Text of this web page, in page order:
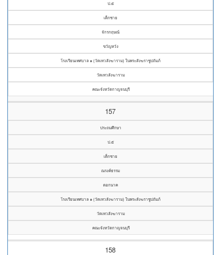
ป.๕
เด็กชาย
จักรกฤษณ์
ขวัญหวัง
โรงเรียนเทศบาล ๑ (วัดเทวสังฆาราม) ในพระสังฆราชูปถัมภ์
วัดเทวสังฆาราม
คณะจังหวัดกาญจนบุรี
157
ประถมศึกษา
ป.๕
เด็กชาย
ณรงค์ธรรม
ดอกนาค
โรงเรียนเทศบาล ๑ (วัดเทวสังฆาราม) ในพระสังฆราชูปถัมภ์
วัดเทวสังฆาราม
คณะจังหวัดกาญจนบุรี
158